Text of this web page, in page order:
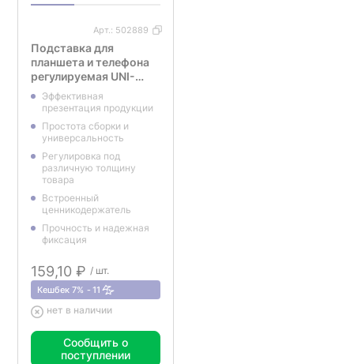
Арт.: 502889
Подставка для
планшета и телефона
регулируемая UNI-
HOLDER-L
Эффективная
презентация продукции
Простота сборки и
универсальность
Регулировка под
различную толщину
товара
Встроенный
ценникодержатель
Прочность и надежная
фиксация
159,10 ₽ / шт.
Кешбек 7% 11
нет в наличии
Сообщить о
поступлении